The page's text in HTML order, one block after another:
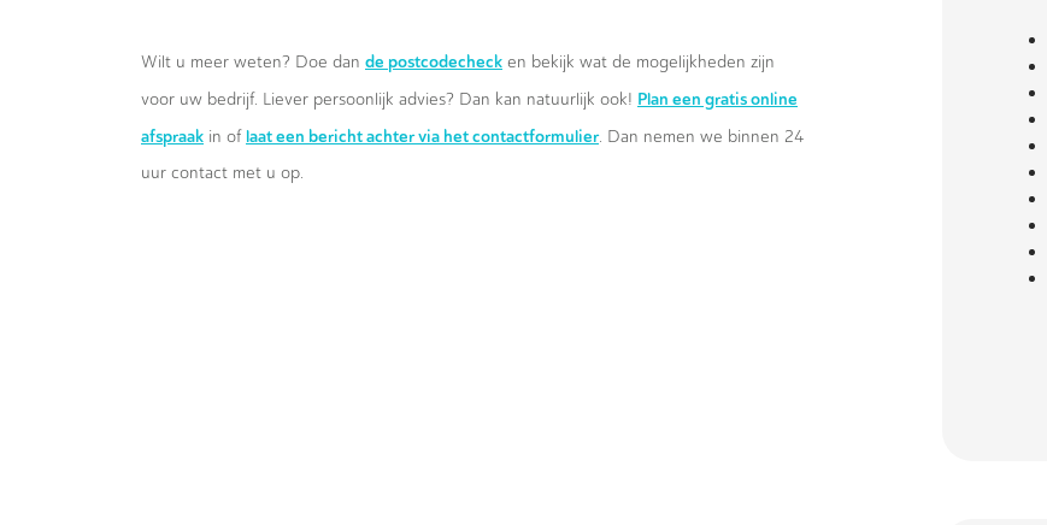
Wilt u meer weten? Doe dan de postcodecheck en bekijk wat de mogelijkheden zijn
voor uw bedrijf. Liever persoonlijk advies? Dan kan natuurlijk ook! Plan een gratis online
afspraak in of laat een bericht achter via het contactformulier. Dan nemen we binnen 24
uur contact met u op.